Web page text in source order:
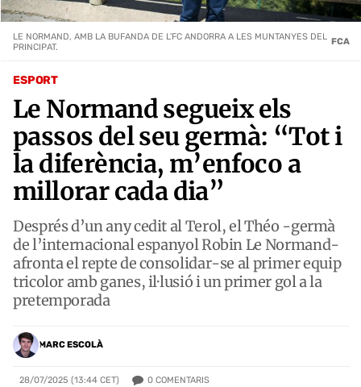
ESPORT
Le Normand segueix els
passos del seu germà: “Tot i
la diferència, m’enfoco a
millorar cada dia”
Després d’un any cedit al Terol, el Théo -germà
de l’internacional espanyol Robin Le Normand-
afronta el repte de consolidar-se al primer equip
tricolor amb ganes, il·lusió i un primer gol a la
pretemporada
MARC ESCOLÀ
28/07/2025 (13:44 CET) 0 COMENTARIS
LE NORMAND, AMB LA BUFANDA DE L'FC ANDORRA A LES MUNTANYES DEL
PRINCIPAT.
FCA